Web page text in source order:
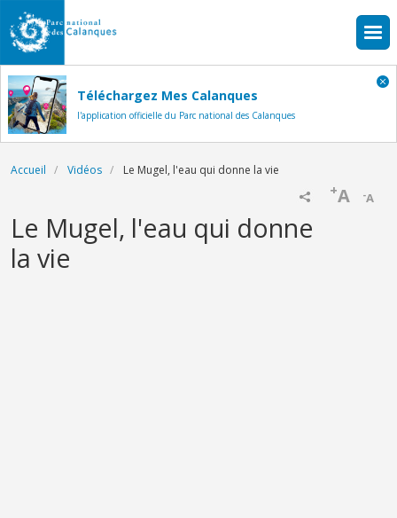
Aller au contenu principal
Téléchargez Mes Calanques
l'application officielle du Parc national des Calanques
Fil d'Ariane
Accueil Vidéos Le Mugel, l'eau qui donne la vie
-A
+A
Name
Le Mugel, l'eau qui donne
la vie